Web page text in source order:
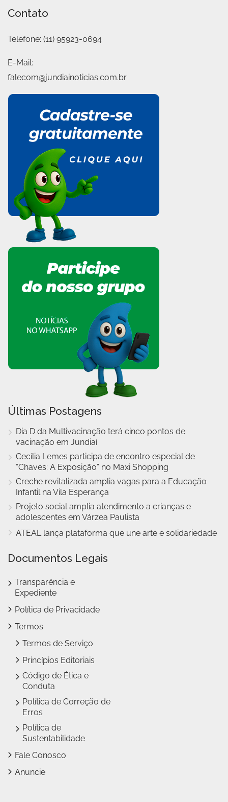
Contato
Telefone: (11) 95923-0694
E-Mail:
falecom@jundiainoticias.com.br
Últimas Postagens
Dia D da Multivacinação terá cinco pontos de
vacinação em Jundiaí
Cecília Lemes participa de encontro especial de
“Chaves: A Exposição” no Maxi Shopping
Creche revitalizada amplia vagas para a Educação
Infantil na Vila Esperança
Projeto social amplia atendimento a crianças e
adolescentes em Várzea Paulista
ATEAL lança plataforma que une arte e solidariedade
Documentos Legais
Transparência e
Expediente
Política de Privacidade
Termos
Termos de Serviço
Princípios Editoriais
Código de Ética e
Conduta
Política de Correção de
Erros
Política de
Sustentabilidade
Fale Conosco
Anuncie